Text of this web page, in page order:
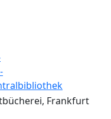
Frankfurt